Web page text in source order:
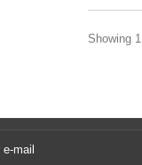
Showing